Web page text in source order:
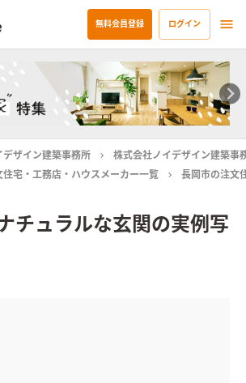
無料会員登録 ログイン
デザイン建築事務所
株式会社ノイデザイン建築事
住宅・工務店・ハウスメーカー一覧 長岡市の注文
チュラルな玄関の実例写